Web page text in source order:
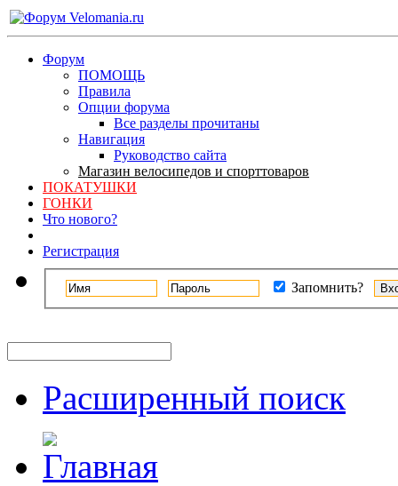
Форум
ПОМОЩЬ
Правила
Опции форума
Все разделы прочитаны
Навигация
Руководство сайта
Магазин велосипедов и спорттоваров
ПОКАТУШКИ
ГОНКИ
Что нового?
Регистрация
Запомнить?
Расширенный поиск